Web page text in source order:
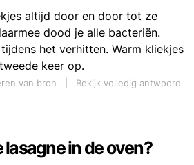
altijd door en door tot ze
dood je alle bacteriën.
het verhitten. Warm kliekjes
keer op.
van bron
Bekijk volledig antwoord
lasagne in de oven?